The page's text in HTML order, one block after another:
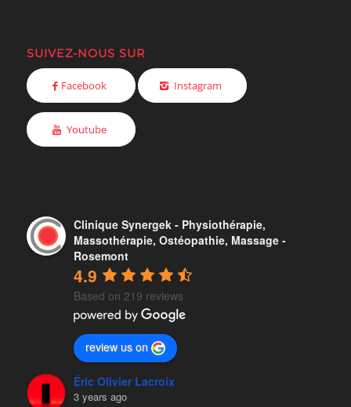
SUIVEZ-NOUS SUR
Facebook Instagram
Youtube
Clinique Synergek - Physiothérapie,
Massothérapie, Ostéopathie, Massage -
Rosemont
4.9
Based on 219 reviews
review us on
Éric Olivier Lacroix
3 years ago